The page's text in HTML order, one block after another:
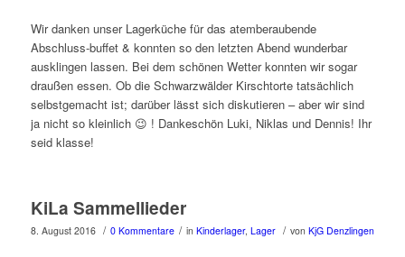
Wir danken unser Lagerküche für das atemberaubende
Abschluss-buffet & konnten so den letzten Abend wunderbar
ausklingen lassen. Bei dem schönen Wetter konnten wir sogar
draußen essen. Ob die Schwarzwälder Kirschtorte tatsächlich
selbstgemacht ist; darüber lässt sich diskutieren – aber wir sind
ja nicht so kleinlich 😉 ! Dankeschön Luki, Niklas und Dennis! Ihr
seid klasse!
KiLa Sammellieder
8. August 2016 / 0 Kommentare / in Kinderlager, Lager / von KjG Denzlingen